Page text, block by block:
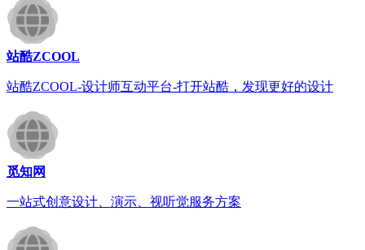
站酷ZCOOL
站酷ZCOOL-设计师互动平台-打开站酷，发现更好的设计
觅知网
一站式创意设计、演示、视听觉服务方案